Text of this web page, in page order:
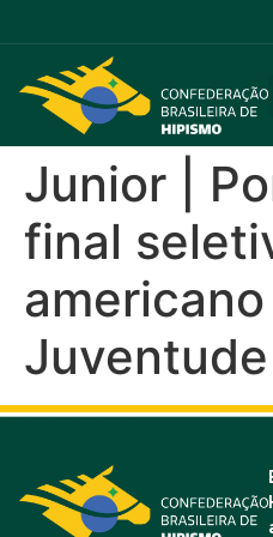
Junior |
final